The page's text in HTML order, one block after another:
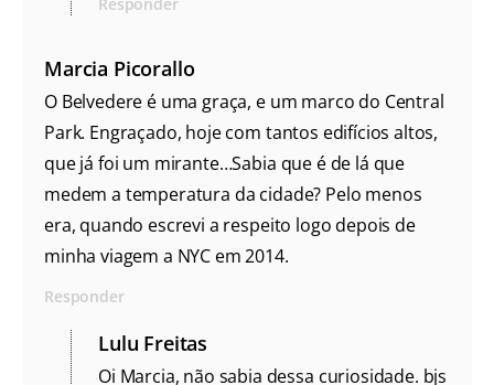
Marcia Picorallo
O Belvedere é uma graça, e um marco do Central
Park. Engraçado, hoje com tantos edifícios altos,
que já foi um mirante…Sabia que é de lá que
medem a temperatura da cidade? Pelo menos
era, quando escrevi a respeito logo depois de
minha viagem a NYC em 2014.
Responder
Lulu Freitas
Oi Marcia, não sabia dessa curiosidade. bjs